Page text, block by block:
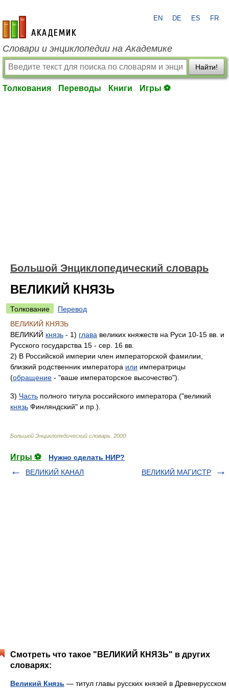
academic.ru
EN DE ES FR
Словари и энциклопедии на Академике
Найти!
Толкования Переводы Книги Игры ⚽
Большой Энциклопедический словарь
ВЕЛИКИЙ КНЯЗЬ
Толкование
Перевод
ВЕЛИКИЙ КНЯЗЬ
ВЕЛИКИЙ князь - 1) глава великих княжеств на Руси 10-15 вв. и
Русского государства 15 - сер. 16 вв.
2) В Российской империи член императорской фамилии,
близкий родственник императора или императрицы
(обращение - "ваше императорское высочество").
3) Часть полного титула российского императора ("великий
князь Финляндский" и пр.).
Большой Энциклопедический словарь 2000
Игры ⚽
Нужно сделать НИР?
ВЕЛИКИЙ КАНАЛ
ВЕЛИКИЙ МАГИСТР
Смотреть что такое "ВЕЛИКИЙ КНЯЗЬ" в других
словарях:
Великий Князь — титул главы русских князей в Древнерусском